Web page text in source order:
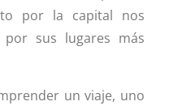
por la capital nos
sus lugares más
un viaje, uno